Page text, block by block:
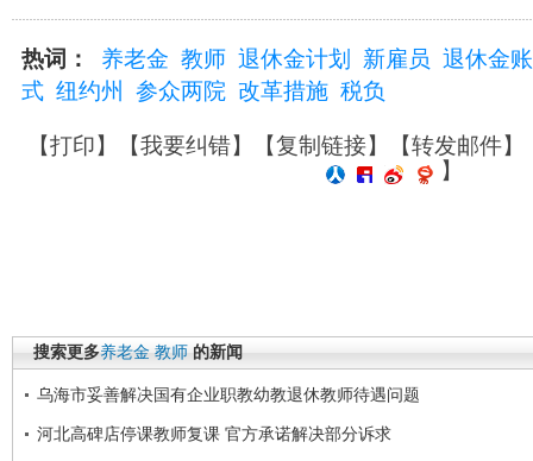
热词： 养老金 教师 退休金计划 新雇员 退休金
式 纽约州 参众两院 改革措施 税负
【打印】【我要纠错】【复制链接】【转发邮件】
】
搜索更多养老金 教师 的新闻
乌海市妥善解决国有企业职教幼教退休教师待遇问题
河北高碑店停课教师复课 官方承诺解决部分诉求